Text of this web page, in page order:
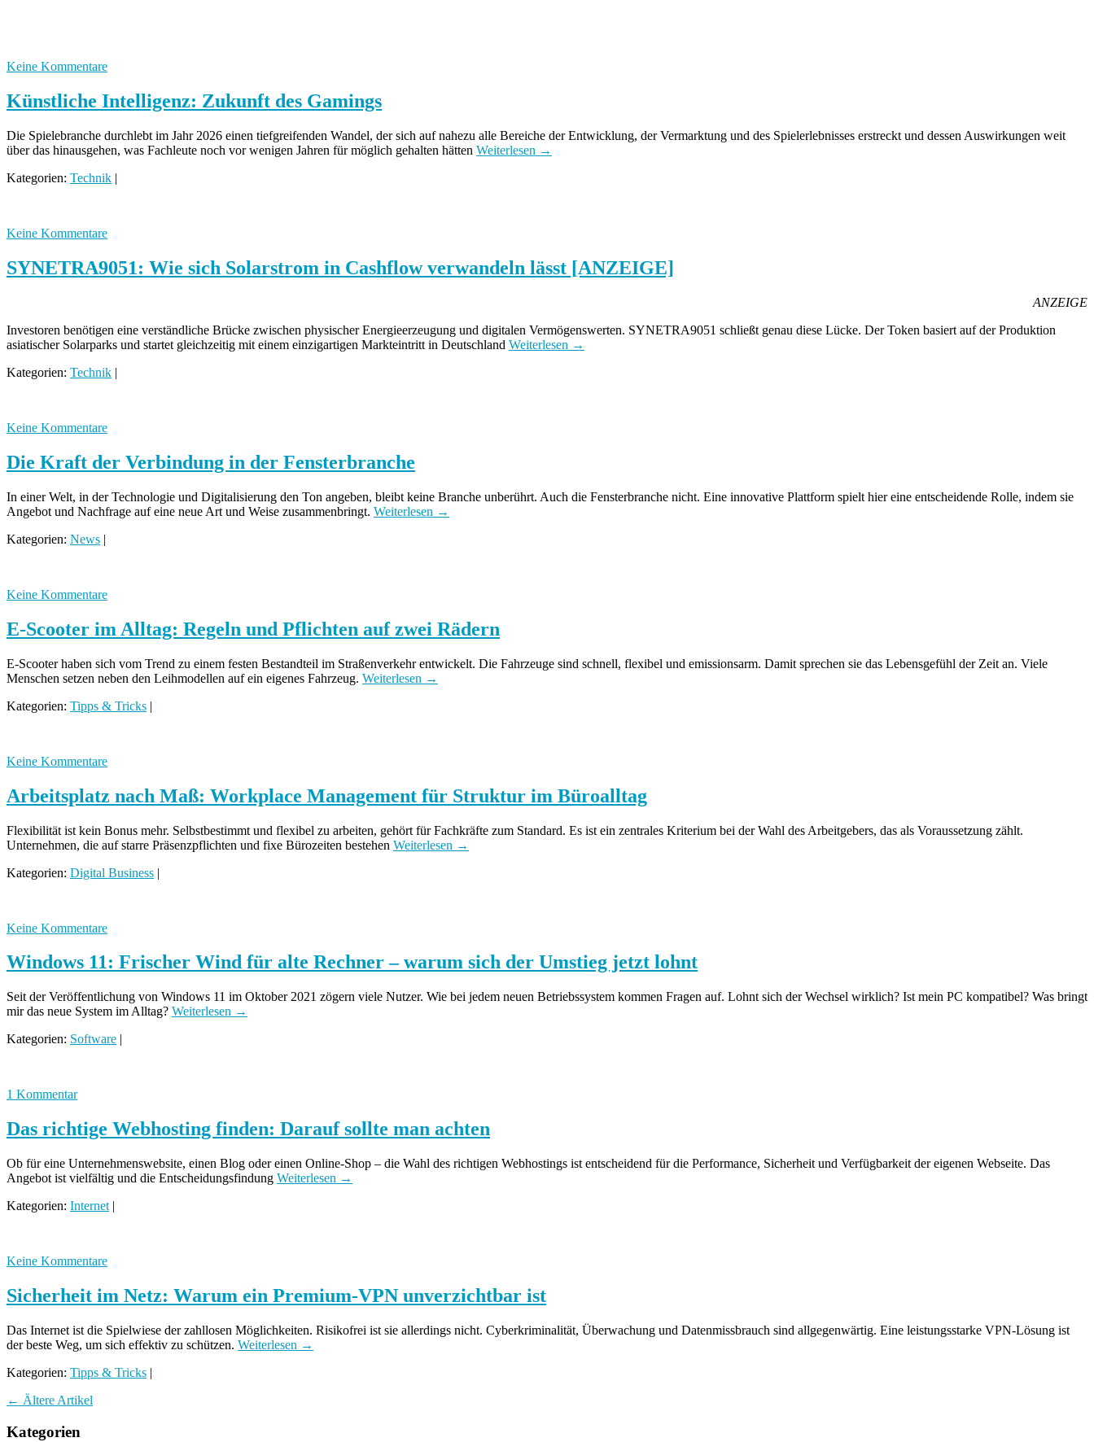
Keine Kommentare
Künstliche Intelligenz: Zukunft des Gamings
Die Spielebranche durchlebt im Jahr 2026 einen tiefgreifenden Wandel, der sich auf nahezu alle Bereiche der Entwicklung, der Vermarktung und des Spielerlebnisses erstreckt und dessen Auswirkungen weit
über das hinausgehen, was Fachleute noch vor wenigen Jahren für möglich gehalten hätten Weiterlesen →
Kategorien: Technik |
Keine Kommentare
SYNETRA9051: Wie sich Solarstrom in Cashflow verwandeln lässt [ANZEIGE]
ANZEIGE
Investoren benötigen eine verständliche Brücke zwischen physischer Energieerzeugung und digitalen Vermögenswerten. SYNETRA9051 schließt genau diese Lücke. Der Token basiert auf der Produktion
asiatischer Solarparks und startet gleichzeitig mit einem einzigartigen Markteintritt in Deutschland Weiterlesen →
Kategorien: Technik |
Keine Kommentare
Die Kraft der Verbindung in der Fensterbranche
In einer Welt, in der Technologie und Digitalisierung den Ton angeben, bleibt keine Branche unberührt. Auch die Fensterbranche nicht. Eine innovative Plattform spielt hier eine entscheidende Rolle, indem sie
Angebot und Nachfrage auf eine neue Art und Weise zusammenbringt. Weiterlesen →
Kategorien: News |
Keine Kommentare
E-Scooter im Alltag: Regeln und Pflichten auf zwei Rädern
E-Scooter haben sich vom Trend zu einem festen Bestandteil im Straßenverkehr entwickelt. Die Fahrzeuge sind schnell, flexibel und emissionsarm. Damit sprechen sie das Lebensgefühl der Zeit an. Viele
Menschen setzen neben den Leihmodellen auf ein eigenes Fahrzeug. Weiterlesen →
Kategorien: Tipps & Tricks |
Keine Kommentare
Arbeitsplatz nach Maß: Workplace Management für Struktur im Büroalltag
Flexibilität ist kein Bonus mehr. Selbstbestimmt und flexibel zu arbeiten, gehört für Fachkräfte zum Standard. Es ist ein zentrales Kriterium bei der Wahl des Arbeitgebers, das als Voraussetzung zählt.
Unternehmen, die auf starre Präsenzpflichten und fixe Bürozeiten bestehen Weiterlesen →
Kategorien: Digital Business |
Keine Kommentare
Windows 11: Frischer Wind für alte Rechner – warum sich der Umstieg jetzt lohnt
Seit der Veröffentlichung von Windows 11 im Oktober 2021 zögern viele Nutzer. Wie bei jedem neuen Betriebssystem kommen Fragen auf. Lohnt sich der Wechsel wirklich? Ist mein PC kompatibel? Was bringt
mir das neue System im Alltag? Weiterlesen →
Kategorien: Software |
1 Kommentar
Das richtige Webhosting finden: Darauf sollte man achten
Ob für eine Unternehmenswebsite, einen Blog oder einen Online-Shop – die Wahl des richtigen Webhostings ist entscheidend für die Performance, Sicherheit und Verfügbarkeit der eigenen Webseite. Das
Angebot ist vielfältig und die Entscheidungsfindung Weiterlesen →
Kategorien: Internet |
Keine Kommentare
Sicherheit im Netz: Warum ein Premium-VPN unverzichtbar ist
Das Internet ist die Spielwiese der zahllosen Möglichkeiten. Risikofrei ist sie allerdings nicht. Cyberkriminalität, Überwachung und Datenmissbrauch sind allgegenwärtig. Eine leistungsstarke VPN-Lösung ist
der beste Weg, um sich effektiv zu schützen. Weiterlesen →
Kategorien: Tipps & Tricks |
← Ältere Artikel
Kategorien